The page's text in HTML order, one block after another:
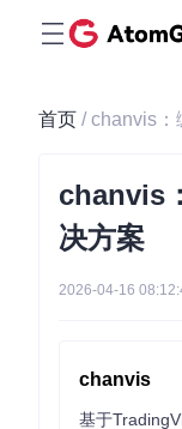
首页 / chanvis
chanvis
决方案
2026-04-16
chanvis